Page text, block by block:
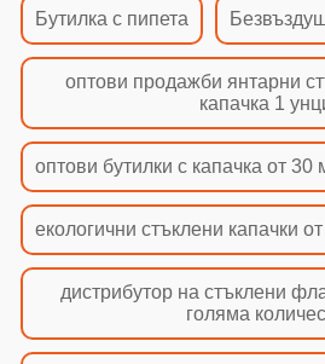
Бутилка с пипета
оптови продажби янтарни
капачка 1
оптови бутилки с капачка от 30
екологични стъклени капачки
дистрибутор на стъклени
голяма